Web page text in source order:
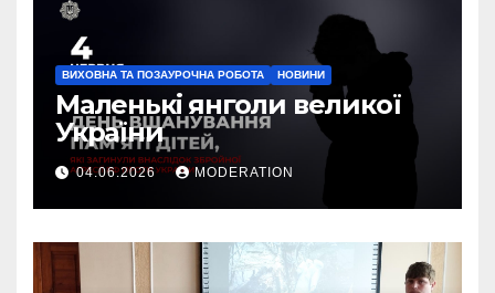
ВИХОВНА ТА ПОЗАУРОЧНА РОБОТА НОВИНИ
Маленькі янголи великої
України
04.06.2026 MODERATION